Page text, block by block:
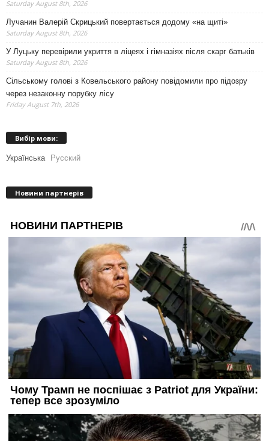
Saturday August 8th, 2026
Лучанин Валерій Скрицький повертається додому «на щиті»
Saturday August 8th, 2026
У Луцьку перевірили укриття в ліцеях і гімназіях після скарг батьків
Saturday August 8th, 2026
Сільському голові з Ковельського району повідомили про підозру
через незаконну порубку лісу
Friday August 7th, 2026
Вибір мови:
Українська Русский
Новини партнерів